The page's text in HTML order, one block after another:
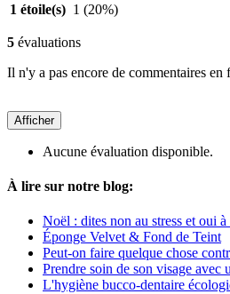
1 étoile(s) 1 (20%)
5 évaluations
Il n'y a pas encore de commentaires en
Afficher
Aucune évaluation disponible.
À lire sur notre blog:
Noël : dites non au stress et oui
Éponge Velvet & Fond de Teint
Peut-on faire quelque chose
Prendre soin de son visage
L'hygiène bucco-dentaire